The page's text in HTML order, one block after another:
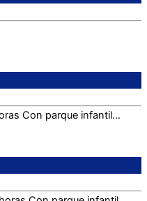
Con parque infantil…